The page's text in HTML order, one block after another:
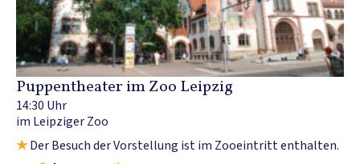
Puppentheater im Zoo Leipzig
14:30 Uhr
im Leipziger Zoo
★Der Besuch der Vorstellung ist im Zooeintritt enthalten.